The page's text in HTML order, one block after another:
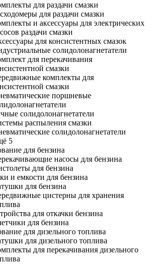
для раздачи смазки
для раздачи смазки
и аксессуары для электрических
раздачи смазки
для консистентных смазок
солидолонагнетатели
для перекачивания
смазки
комплекты для
смазки
поршневые
солидолонагнетатели
распыления смазки
солидолонагнетатели
5
для бензина
насосы для бензина
для бензина
и емкости для бензина
для бензина
цистерны для хранения
для откачки бензина
для бензина
для дизельного топлива
для дизельного топлива
для перекачивания дизельного